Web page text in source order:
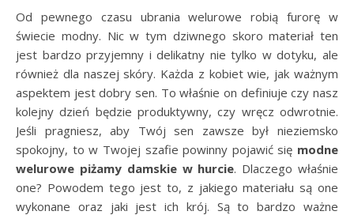
Od pewnego czasu ubrania welurowe robią furorę w
świecie modny. Nic w tym dziwnego skoro materiał ten
jest bardzo przyjemny i delikatny nie tylko w dotyku, ale
również dla naszej skóry. Każda z kobiet wie, jak ważnym
aspektem jest dobry sen. To właśnie on definiuje czy nasz
kolejny dzień będzie produktywny, czy wręcz odwrotnie.
Jeśli pragniesz, aby Twój sen zawsze był nieziemsko
spokojny, to w Twojej szafie powinny pojawić się modne
welurowe piżamy damskie w hurcie. Dlaczego właśnie
one? Powodem tego jest to, z jakiego materiału są one
wykonane oraz jaki jest ich krój. Są to bardzo ważne